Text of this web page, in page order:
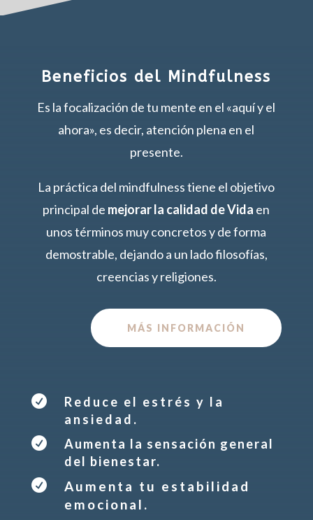
Beneficios del Mindfulness
Es la focalización de tu mente en el «aquí y el
ahora», es decir, atención plena en el
presente.
La práctica del mindfulness tiene el objetivo
principal de mejorar la calidad de Vida en
unos términos muy concretos y de forma
demostrable, dejando a un lado filosofías,
creencias y religiones.
MÁS INFORMACIÓN

Reduce el estrés y la
ansiedad.

Aumenta la sensación general
del bienestar.

Aumenta tu estabilidad
emocional.